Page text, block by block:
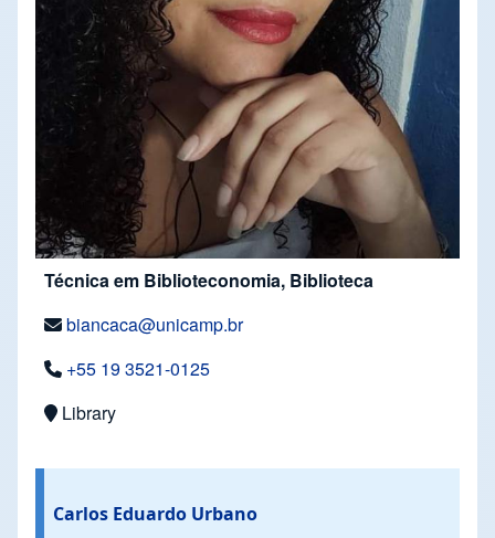
Técnica em Biblioteconomia, Biblioteca
biancaca@unicamp.br
+55 19 3521-0125
Library
Carlos Eduardo Urbano